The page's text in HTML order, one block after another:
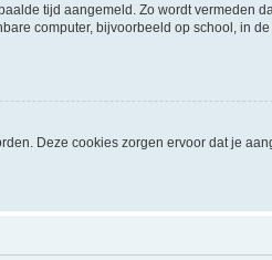
tijd aangemeld. Zo wordt vermeden
computer, bijvoorbeeld op school, in
Deze cookies zorgen ervoor dat je